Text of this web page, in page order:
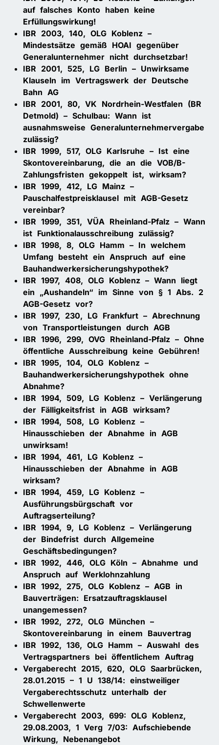
auf falsches Konto haben keine
Erfüllungswirkung!
IBR 2003, 140, OLG Koblenz –
Mindestsätze gemäß HOAI gegenüber
Generalunternehmer nicht durchsetzbar!
IBR 2001, 525, LG Berlin – Unwirksame
Klauseln im Vertragswerk der Deutsche
Bahn AG
IBR 2001, 80, VK Nordrhein-Westfalen (BR
Detmold) – Schulbau: Wann ist
ausnahmsweise Generalunternehmervergabe
zulässig?
IBR 1999, 517, OLG Karlsruhe – Ist eine
Skontovereinbarung, die an die VOB/B-
Zahlungsfristen gekoppelt ist, wirksam?
IBR 1999, 412, LG Mainz –
Pauschalfestpreisklausel mit AGB-Gesetz
vereinbar?
IBR 1999, 351, VÜA Rheinland-Pfalz – Wann
ist Funktionalausschreibung zulässig?
IBR 1998, 8, OLG Hamm – In welchem
Umfang besteht ein Anspruch auf eine
Bauhandwerkersicherungshypothek?
IBR 1997, 408, OLG Koblenz – Wann liegt
ein „Aushandeln“ im Sinne von § 1 Abs. 2
AGB-Gesetz vor?
IBR 1997, 230, LG Frankfurt – Abrechnung
von Transportleistungen durch AGB
IBR 1996, 299, OVG Rheinland-Pfalz – Ohne
öffentliche Ausschreibung keine Gebühren!
IBR 1995, 104, OLG Koblenz –
Bauhandwerkersicherungshypothek ohne
Abnahme?
IBR 1994, 509, LG Koblenz – Verlängerung
der Fälligkeitsfrist in AGB wirksam?
IBR 1994, 508, LG Koblenz –
Hinausschieben der Abnahme in AGB
unwirksam!
IBR 1994, 461, LG Koblenz –
Hinausschieben der Abnahme in AGB
wirksam?
IBR 1994, 459, LG Koblenz –
Ausführungsbürgschaft vor
Auftragserteilung?
IBR 1994, 9, LG Koblenz – Verlängerung
der Bindefrist durch Allgemeine
Geschäftsbedingungen?
IBR 1992, 446, OLG Köln – Abnahme und
Anspruch auf Werklohnzahlung
IBR 1992, 275, OLG Koblenz – AGB in
Bauverträgen: Ersatzauftragsklausel
unangemessen?
IBR 1992, 272, OLG München –
Skontovereinbarung in einem Bauvertrag
IBR 1992, 136, OLG Hamm – Auswahl des
Vertragspartners bei öffentlichem Auftrag
Vergaberecht 2015, 620, OLG Saarbrücken,
28.01.2015 – 1 U 138/14: einstweiliger
Vergaberechtsschutz unterhalb der
Schwellenwerte
Vergaberecht 2003, 699: OLG Koblenz,
29.08.2003, 1 Verg 7/03: Aufschiebende
Wirkung, Nebenangebot